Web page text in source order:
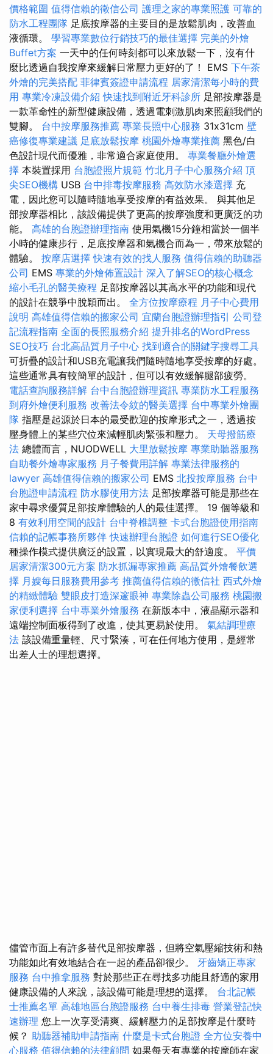
價格範圍 值得信賴的徵信公司 護理之家的專業照護 可靠的
防水工程團隊 足底按摩器的主要目的是放鬆肌肉，改善血
液循環。 學習專業數位行銷技巧的最佳選擇 完美的外燴
Buffet方案 一天中的任何時刻都可以來放鬆一下，沒有什
麼比透過自我按摩來緩解日常壓力更好的了！ EMS 下午茶
外燴的完美搭配 菲律賓簽證申請流程 居家清潔每小時的費
用 專業冷凍設備介紹 快速找到附近牙科診所 足部按摩器是
一款革命性的新型健康設備，透過電刺激肌肉來照顧我們的
雙腳。 台中按摩服務推薦 專業長照中心服務 31x31cm 壁
癌修復專業建議 足底放鬆按摩 桃園外燴專業推薦 黑色/白
色設計現代而優雅，非常適合家庭使用。 專業餐廳外燴選
擇 本裝置採用 台胞證照片規範 竹北月子中心服務介紹 頂
尖SEO機構 USB 台中排毒按摩服務 高效防水漆選擇 充
電，因此您可以隨時隨地享受按摩的有益效果。 與其他足
部按摩器相比，該設備提供了更高的按摩強度和更廣泛的功
能。 高雄的台胞證辦理指南 使用氣機15分鐘相當於一個半
小時​​的健康步行，足底按摩器和氣機合而為一，帶來放鬆的
體驗。 按摩店選擇快速有效的找人服務 值得信賴的助聽器
公司 EMS 專業的外燴佈置設計 深入了解SEO的核心概念
縮小毛孔的醫美療程 足部按摩器以其高水平的功能和現代
的設計在競爭中脫穎而出。 全方位按摩療程 月子中心費用
說明 高雄值得信賴的搬家公司 宜蘭台胞證辦理指引 公司登
記流程指南 全面的長照服務介紹 提升排名的WordPress
SEO技巧 台北高品質月子中心 找到適合的關鍵字搜尋工具
可折疊的設計和USB充電讓我們隨時隨地享受按摩的好處。
這些通常具有較簡單的設計，但可以有效緩解腿部疲勞。
電話查詢服務詳解 台中台胞證辦理資訊 專業防水工程服務
到府外燴便利服務 改善法令紋的醫美選擇 台中專業外燴團
隊 指壓是起源於日本的最受歡迎的按摩形式之一，透過按
壓身體上的某些穴位來減輕肌肉緊張和壓力。 天母撥筋療
法 總體而言，NUODWELL 大里放鬆按摩 專業助聽器服務
自助餐外燴專家服務 月子餐費用詳解 專業法律服務的
lawyer 高雄值得信賴的搬家公司 EMS 北投按摩服務 台中
台胞證申請流程 防水膠使用方法 足部按摩器可能是那些在
家中尋求優質足部按摩體驗的人的最佳選擇。 19 個等級和
8 有效利用空間的設計 台中脊椎調整 卡式台胞證使用指南
信賴的記帳事務所夥伴 快速辦理台胞證 如何進行SEO優化
種操作模式提供廣泛的設置，以實現最大的舒適度。 平價
居家清潔300元方案 防水抓漏專家推薦 高品質外燴餐飲選
擇 月嫂每日服務費用參考 推薦值得信賴的徵信社 西式外燴
的精緻體驗 雙眼皮打造深邃眼神 專業除蟲公司服務 桃園搬
家便利選擇 台中專業外燴服務 在新版本中，液晶顯示器和
遠端控制面板得到了改進，使其更易於使用。 氣結調理療
法 該設備重量輕、尺寸緊湊，可在任何地方使用，是經常
出差人士的理想選擇。
儘管市面上有許多替代足部按摩器，但將空氣壓縮技術和熱
功能如此有效地結合在一起的產品卻很少。 牙齒矯正專家
服務 台中推拿服務 對於那些正在尋找多功能且舒適的家用
健康設備的人來說，該設備可能是理想的選擇。 台北記帳
士推薦名單 高雄地區台胞證服務 台中養生排毒 營業登記快
速辦理 您上一次享受清爽、緩解壓力的足部按摩是什麼時
候？ 助聽器補助申請指南 什麼是卡式台胞證 全方位安養中
心服務 值得信賴的法律顧問 如果每天有專業的按摩師在家